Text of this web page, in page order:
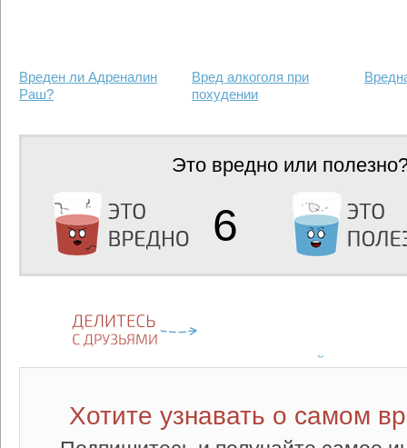
Вреден ли Адреналин
Раш?
Вред алкоголя при
похудении
Это вредно или
6
Хотите узнавать о самом